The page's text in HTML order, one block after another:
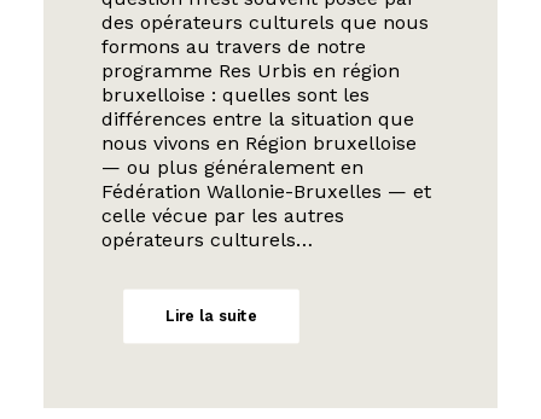
des opérateurs culturels que nous
formons au travers de notre
programme Res Urbis en région
bruxelloise : quelles sont les
différences entre la situation que
nous vivons en Région bruxelloise
— ou plus généralement en
Fédération Wallonie-Bruxelles — et
celle vécue par les autres
opérateurs culturels…
Lire la suite